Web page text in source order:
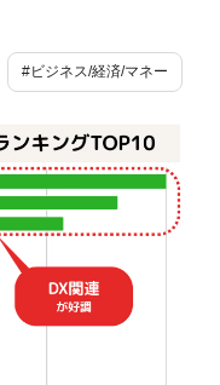
#ビジネス/経済/マネー